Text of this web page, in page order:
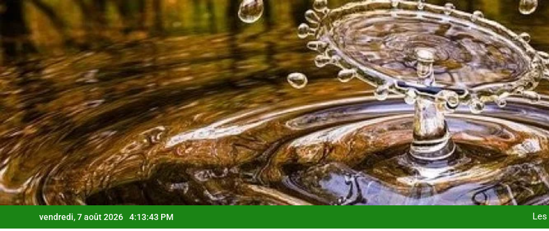
Skip
content
vendredi, 7 août 2026 4:13:45 PM
Postures de yoga
Les
Maigrir efficacement